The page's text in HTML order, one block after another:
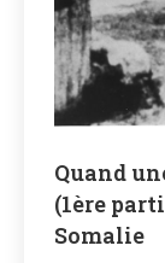
Quand
(1ère
Somalie